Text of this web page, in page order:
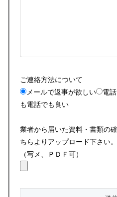
ご連絡方法について
メールで返事が欲しい
電
も電話でも良い
業者から届いた資料・書類の
ちらよりアップロード下さい。
（写メ、ＰＤＦ可）